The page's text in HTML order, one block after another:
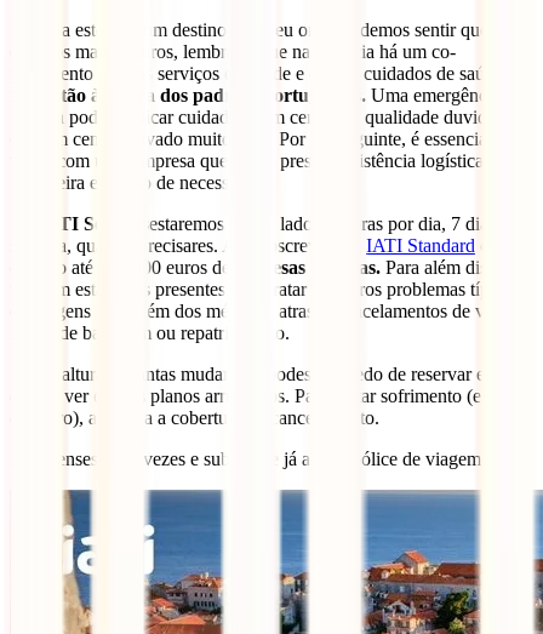
Embora este seja um destino europeu onde podemos sentir que
estamos mais seguros, lembra-te que na Croácia há um co-
pagamento para os serviços de saúde e que os cuidados de saúde
não estão à altura dos padrões portugueses. Uma emergência
médica pode implicar cuidados num centro de qualidade duvidosa
ou num centro privado muito caro. Por conseguinte, é essencial
viajar com uma empresa que possa prestar assistência logística e
financeira em caso de necessidade.
IATI Segurosestaremos ao teu lado 24 horas por dia, 7 dias por
semana, quando precisares. Ao subscreveres a IATI Standard
coberto até 300.000 euros de
despesas médicas. Para além disso,
também estaremos presentes para tratar de outros problemas típicos
de viagens para além dos médicos: atrasos/cancelamentos de voos,
roubo de bagagem ou repatriamento.
Numa altura de tantas mudanças, podes ter medo de reservar e
depois ver os teus planos arruinados. Para evitar sofrimento (e
dinheiro), adiciona a cobertura de cancelamento.
Não penses duas vezes e subscreve já a tua apólice de viagem: